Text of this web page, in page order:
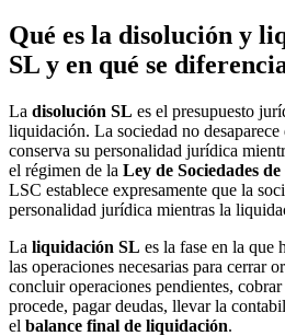
Qué es la disolución y
SL y en qué se
La disolución SL es el presupuesto
liquidación. La sociedad no
conserva su personalidad jurídica
el régimen de la Ley de Sociedades
LSC establece expresamente que la
personalidad jurídica mientras la
La liquidación SL es la fase en la que
las operaciones necesarias para cerrar
concluir operaciones pendientes,
procede, pagar deudas, llevar la
el balance final de liquidación.